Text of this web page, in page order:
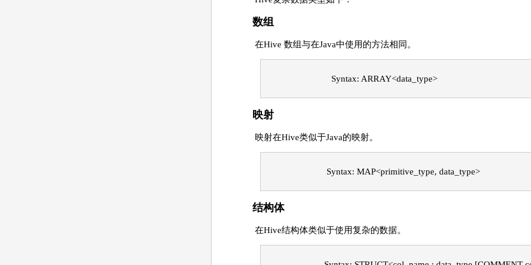
数组
在Hive 数组与在Java中使用的方法相同。
                            Syntax: ARRAY<data_type>
映射
映射在Hive类似于Java的映射。
                          Syntax: MAP<primitive_type, data_type>
结构体
在Hive结构体类似于使用复杂的数据。